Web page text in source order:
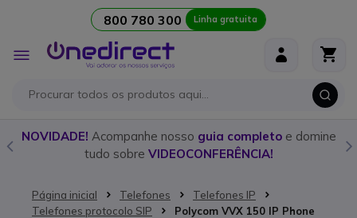
800 780 300 Linha gratuita
Alternar
Nav
NOVIDADE! Acompanhe nosso guia completoe domine
tudo sobre VIDEOCONFERÊNCIA!
Página inicial Telefones
Telefones IP
Telefones protocolo SIP
Polycom VVX 150 IP Phone